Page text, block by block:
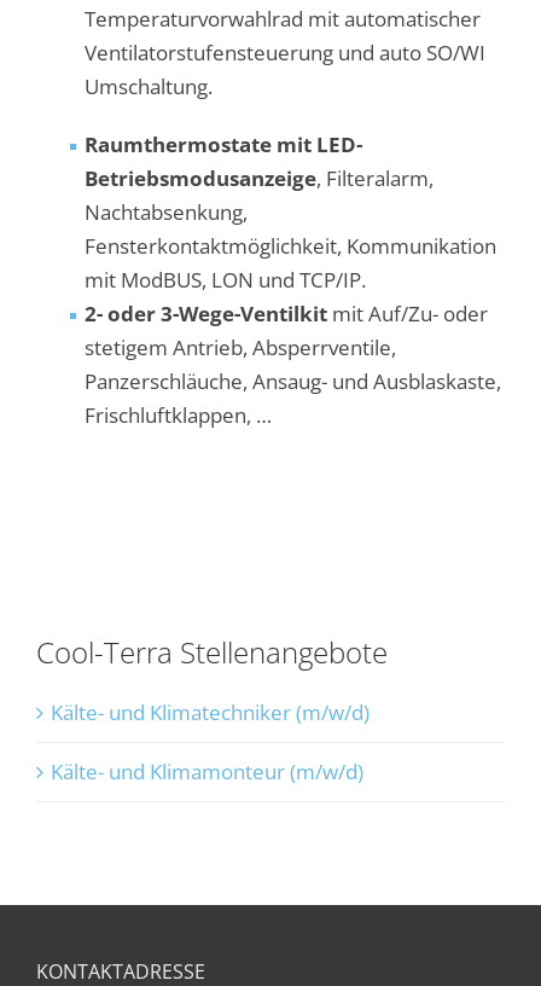
Temperaturvorwahlrad mit automatischer
Ventilatorstufensteuerung und auto SO/WI
Umschaltung.
Raumthermostate mit LED-
Betriebsmodusanzeige, Filteralarm,
Nachtabsenkung,
Fensterkontaktmöglichkeit, Kommunikation
mit ModBUS, LON und TCP/IP.
2- oder 3-Wege-Ventilkit mit Auf/Zu- oder
stetigem Antrieb, Absperrventile,
Panzerschläuche, Ansaug- und Ausblaskaste,
Frischluftklappen, …
Cool-Terra Stellenangebote
Kälte- und Klimatechniker (m/w/d)
Kälte- und Klimamonteur (m/w/d)
KONTAKTADRESSE